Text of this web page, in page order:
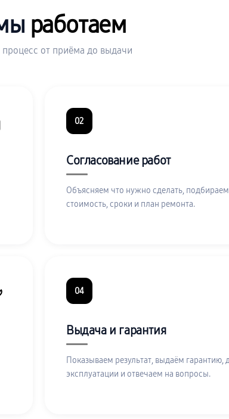
работаем
от приёма до выдачи
02
Согласование работ
Объясняем что нужно сделать,
стоимость, сроки и план ремонта.
04
Выдача и гарантия
Показываем результат, выдаём
эксплуатации и отвечаем на вопросы.